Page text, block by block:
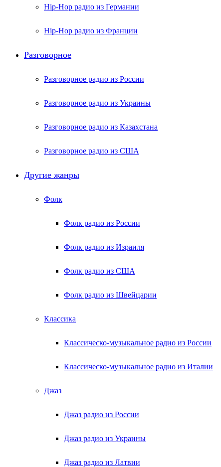
Hip-Hop радио из Германии
Hip-Hop радио из Франции
Разговорное
Разговорное радио из России
Разговорное радио из Украины
Разговорное радио из Казахстана
Разговорное радио из США
Другие жанры
Фолк
Фолк радио из России
Фолк радио из Израиля
Фолк радио из США
Фолк радио из Швейцарии
Классика
Классическо-музыкальное радио из России
Классическо-музыкальное радио из Италии
Джаз
Джаз радио из России
Джаз радио из Украины
Джаз радио из Латвии